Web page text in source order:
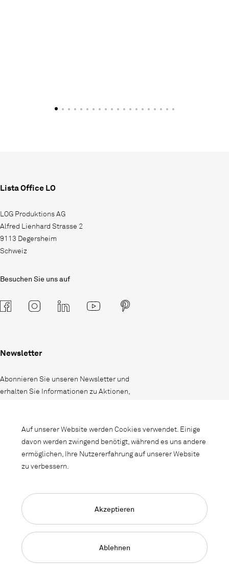
Lista Office LO
LOG Produktions AG
Alfred Lienhard Strasse 2
9113 Degersheim
Schweiz
Besuchen Sie uns auf
Newsletter
Abonnieren Sie unseren Newsletter und
erhalten Sie Informationen zu Aktionen,
Language Navigation
Deutsch
Impressum AGB
Auf unserer Website werden Cookies verwendet. Einige
davon werden zwingend benötigt, während es uns andere
ermöglichen, Ihre Nutzererfahrung auf unserer Website
zu verbessern.
Ablehnen
Akzeptieren